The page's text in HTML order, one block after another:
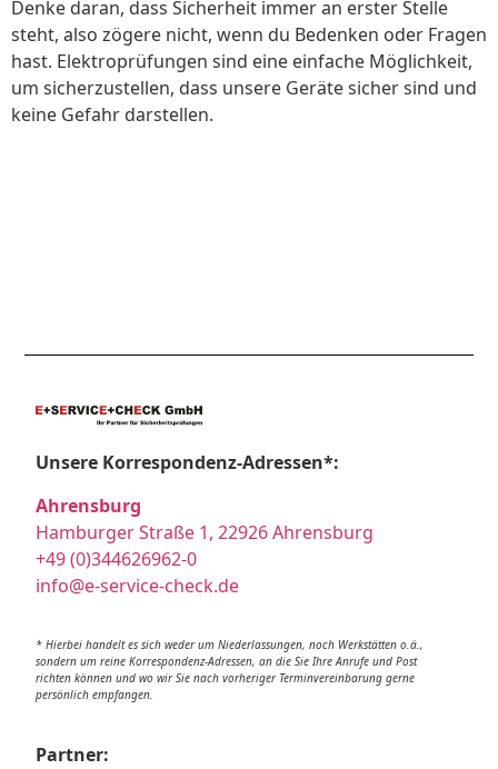
Denke daran, dass Sicherheit immer an erster Stelle
steht, also zögere nicht, wenn du Bedenken oder Fragen
hast. Elektroprüfungen sind eine einfache Möglichkeit,
um sicherzustellen, dass unsere Geräte sicher sind und
keine Gefahr darstellen.
Unsere Korrespondenz-Adressen*:
Ahrensburg
Hamburger Straße 1, 22926 Ahrensburg
+49 (0)344626962-0
info@e-service-check.de
* Hierbei handelt es sich weder um Niederlassungen, noch Werkstätten o.ä.,
sondern um reine Korrespondenz-Adressen, an die Sie Ihre Anrufe und Post
richten können und wo wir Sie nach vorheriger Terminvereinbarung gerne
persönlich empfangen.
Partner: